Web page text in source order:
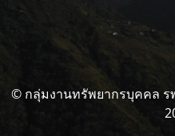
© กลุ่มงานทรัพยากรบุคคล ร